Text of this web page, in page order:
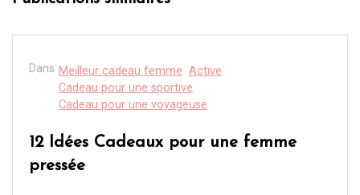
Dans Meilleur cadeau femme Active
Cadeau pour une sportive
Cadeau pour une voyageuse
12 Idées Cadeaux pour une femme
pressée